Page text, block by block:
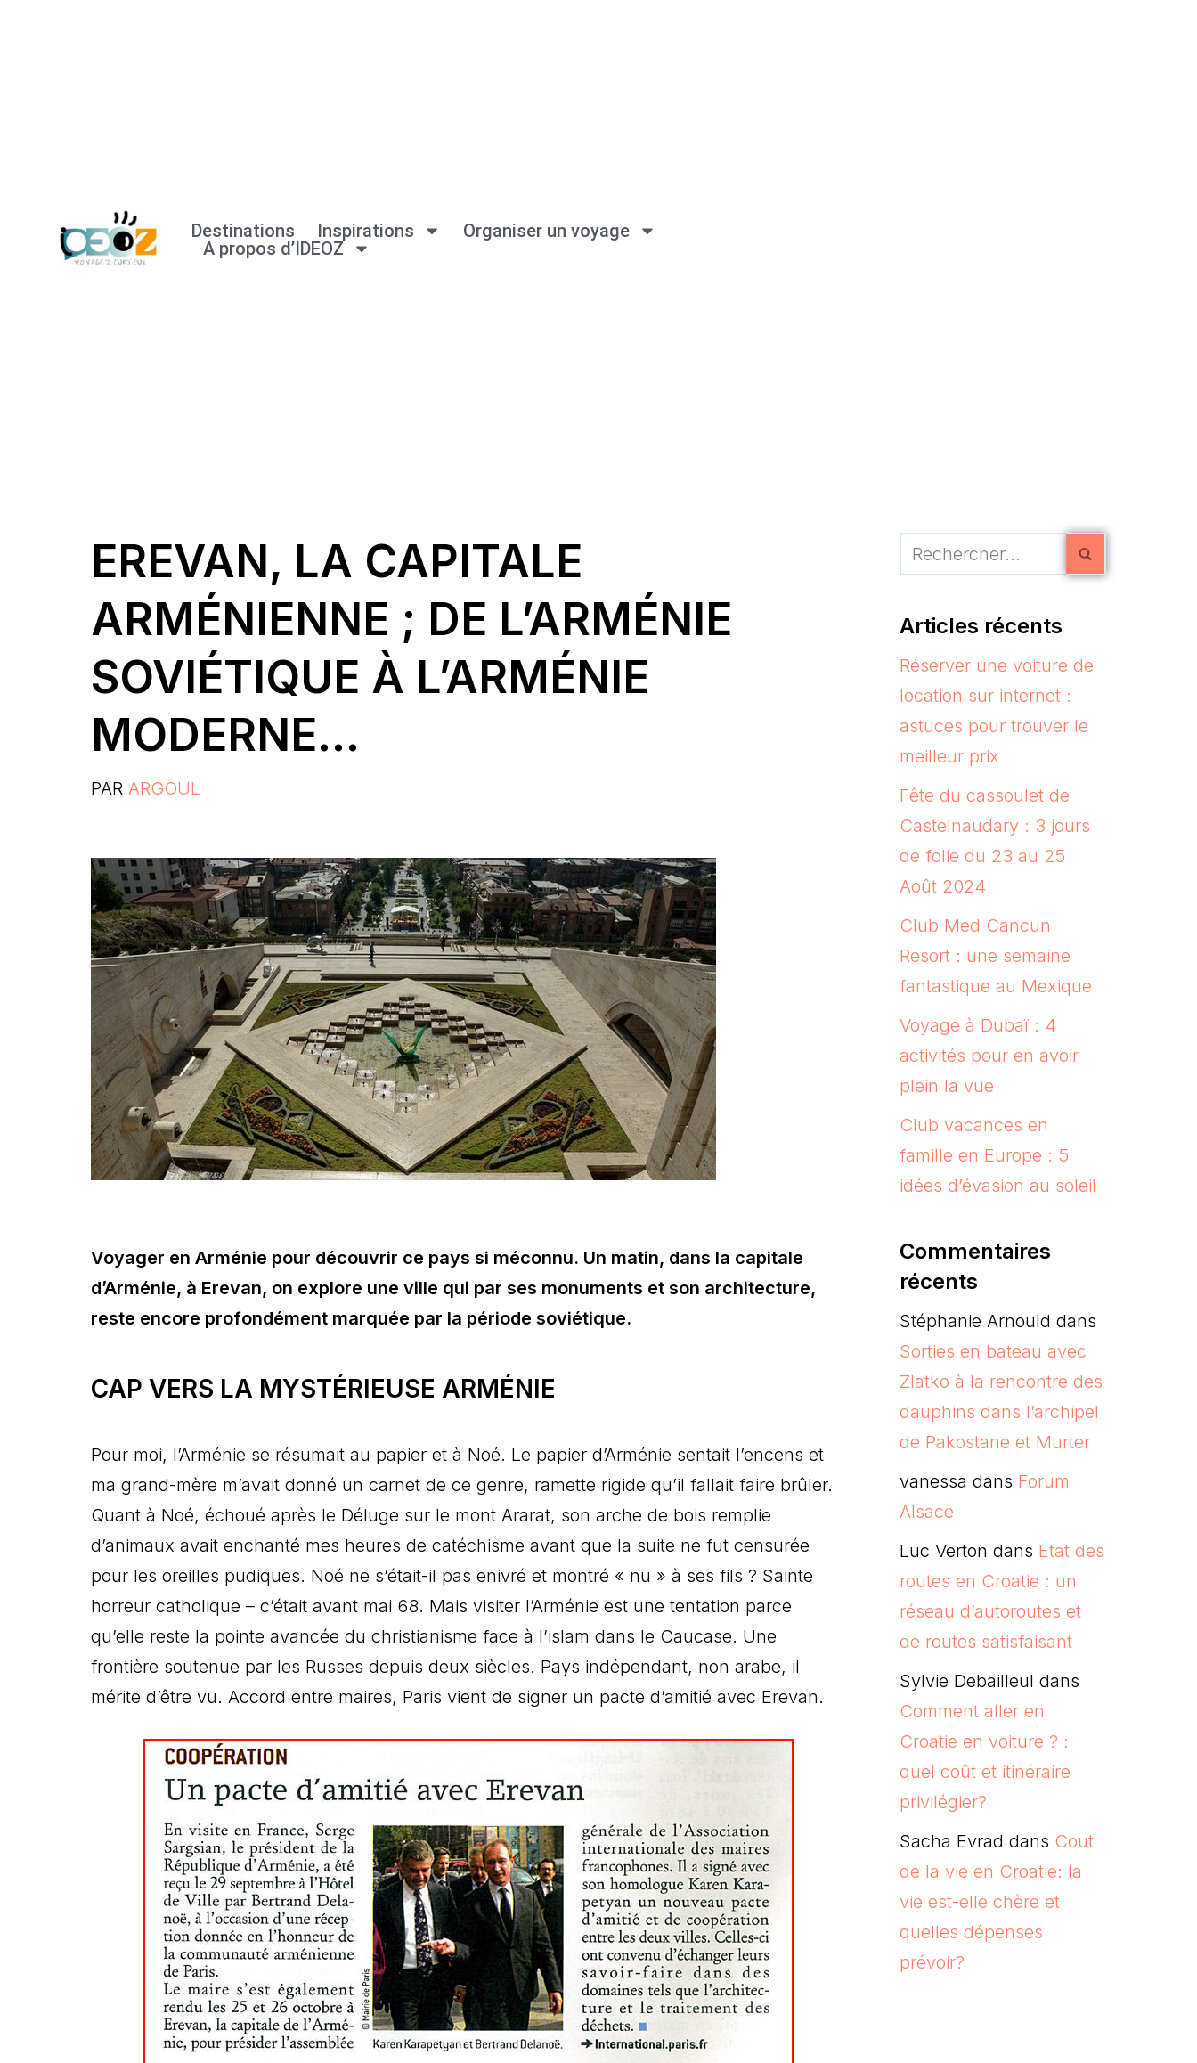
Destinations Inspirations
Organiser un voyage
A propos d’IDEOZ
EREVAN, LA CAPITALE
ARMÉNIENNE ; DE L’ARMÉNIE
SOVIÉTIQUE À L’ARMÉNIE
MODERNE…
PAR ARGOUL
Voyager en Arménie pour découvrir ce pays si méconnu. Un matin, dans la capitale
d’Arménie, à Erevan, on explore une ville qui par ses monuments et son architecture,
reste encore profondément marquée par la période soviétique.
CAP VERS LA MYSTÉRIEUSE ARMÉNIE
Pour moi, l’Arménie se résumait au papier et à Noé. Le papier d’Arménie sentait l’encens et
ma grand-mère m’avait donné un carnet de ce genre, ramette rigide qu’il fallait faire brûler.
Quant à Noé, échoué après le Déluge sur le mont Ararat, son arche de bois remplie
d’animaux avait enchanté mes heures de catéchisme avant que la suite ne fut censurée
pour les oreilles pudiques. Noé ne s’était-il pas enivré et montré « nu » à ses fils ? Sainte
horreur catholique – c’était avant mai 68. Mais visiter l’Arménie est une tentation parce
qu’elle reste la pointe avancée du christianisme face à l’islam dans le Caucase. Une
frontière soutenue par les Russes depuis deux siècles. Pays indépendant, non arabe, il
mérite d’être vu. Accord entre maires, Paris vient de signer un pacte d’amitié avec Erevan.
Articles récents
Réserver une voiture de
location sur internet :
astuces pour trouver le
meilleur prix
Fête du cassoulet de
Castelnaudary : 3 jours
de folie du 23 au 25
Août 2024
Club Med Cancun
Resort : une semaine
fantastique au Mexique
Voyage à Dubaï : 4
activités pour en avoir
plein la vue
Club vacances en
famille en Europe : 5
idées d’évasion au soleil
Commentaires
récents
Stéphanie Arnould dans
Sorties en bateau avec
Zlatko à la rencontre des
dauphins dans l’archipel
de Pakostane et Murter
vanessa dans Forum
Alsace
Luc Verton dans Etat des
routes en Croatie : un
réseau d’autoroutes et
de routes satisfaisant
Sylvie Debailleul dans
Comment aller en
Croatie en voiture ? :
quel coût et itinéraire
privilégier?
Sacha Evrad dans Cout
de la vie en Croatie: la
vie est-elle chère et
quelles dépenses
prévoir?